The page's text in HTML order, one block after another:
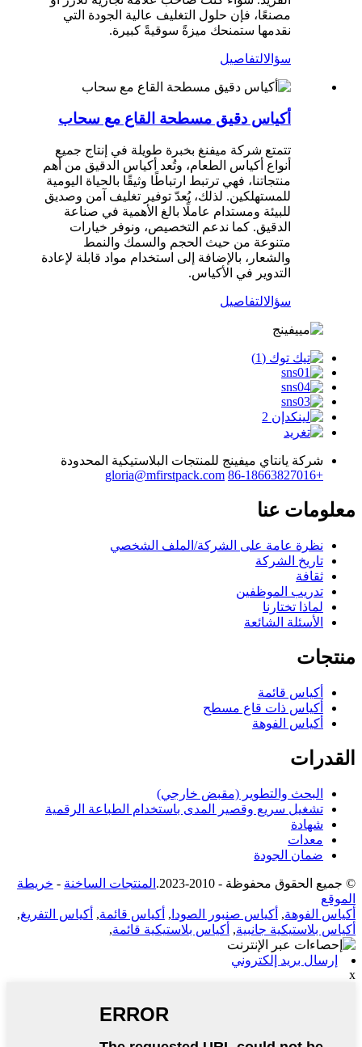
مصنعًا، فإن حلول التغليف عالية الجودة التي
نقدمها ستمنحك ميزةً سوقيةً كبيرة.
سؤالالتفاصيل
أكياس دقيق مسطحة القاع مع سحاب
تتمتع شركة ميفنغ بخبرة طويلة في إنتاج جميع
أنواع أكياس الطعام، وتُعد أكياس الدقيق من أهم
منتجاتنا، فهي ترتبط ارتباطًا وثيقًا بالحياة اليومية
للمستهلكين. لذلك، يُعدّ توفير تغليف آمن وصديق
للبيئة ومستدام عاملًا بالغ الأهمية في صناعة
الدقيق. كما ندعم التخصيص، ونوفر خيارات
متنوعة من حيث الحجم والسمك والنمط
والشعار، بالإضافة إلى استخدام مواد قابلة لإعادة
التدوير في الأكياس.
سؤالالتفاصيل
شركة يانتاي ميفينج للمنتجات البلاستيكية المحدودة
+86-18663827016
gloria@mfirstpack.com
معلومات عنا
نظرة عامة على الشركة/الملف الشخصي
تاريخ الشركة
ثقافة
تدريب الموظفين
لماذا تختارنا
الأسئلة الشائعة
منتجات
أكياس قائمة
أكياس ذات قاع مسطح
أكياس الفوهة
القدرات
البحث والتطوير (مقبض خارجي)
تشغيل سريع وقصير المدى باستخدام الطباعة الرقمية
شهادة
معدات
ضمان الجودة
© جميع الحقوق محفوظة - 2010-2023. المنتجات الساخنة - خريطة
الموقع
أكياس الفوهة, أكياس صنبور الصودا , أكياس قائمة, أكياس التفريغ,
أكياس بلاستيكية جانبية, أكياس بلاستيكية قائمة,
إرسال بريد إلكتروني
x